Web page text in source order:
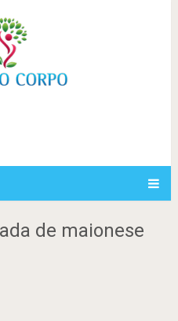
de maionese